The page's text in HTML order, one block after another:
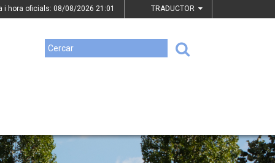
i hora oficials: 08/08/2026 21:01 TRADUCTOR